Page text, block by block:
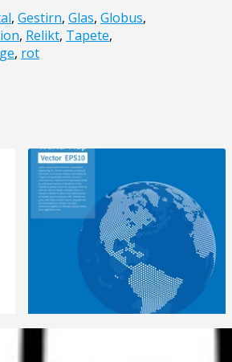
, Gestirn, Glas, Globus,
, Relikt, Tapete,
, rot